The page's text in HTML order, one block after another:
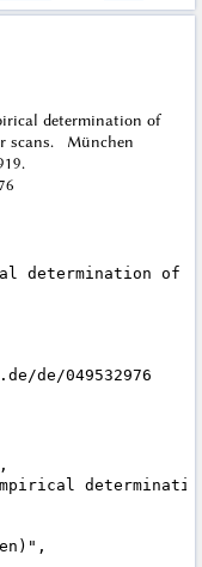
determination of
scans. München
determination
de/049532976